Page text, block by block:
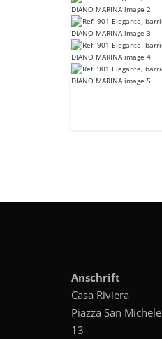
Anschrift
Casa Riviera
Piazza San Michele
13